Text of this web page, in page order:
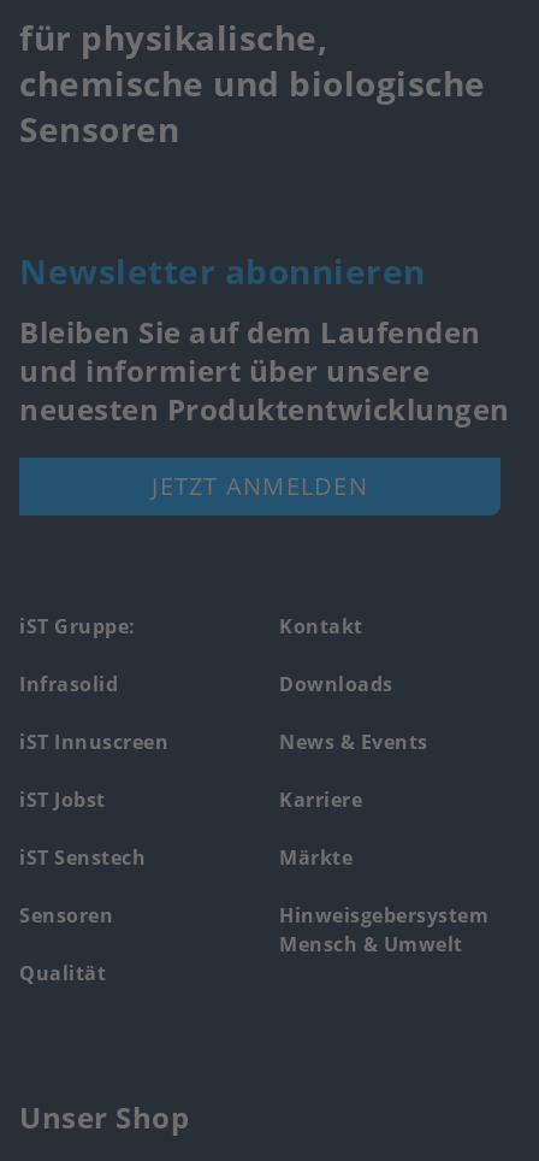
für physikalische,
chemische und biologische
Sensoren
Newsletter abonnieren
Bleiben Sie auf dem Laufenden
und informiert über unsere
neuesten Produktentwicklungen
JETZT ANMELDEN
Footer
main
menu
iST Gruppe:
Infrasolid
iST Innuscreen
iST Jobst
iST Senstech
Sensoren
Qualität
Kontakt
Downloads
News & Events
Karriere
Märkte
Hinweisgebersystem
Mensch & Umwelt
Unser Shop